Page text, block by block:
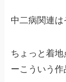
中二病関連
ちょっと着
ーこういう作